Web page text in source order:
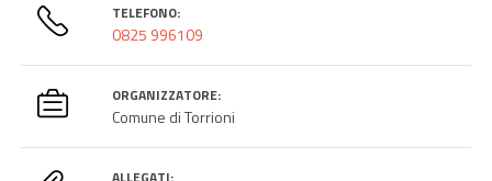
TELEFONO:
0825 996109
ORGANIZZATORE:
Comune di Torrioni